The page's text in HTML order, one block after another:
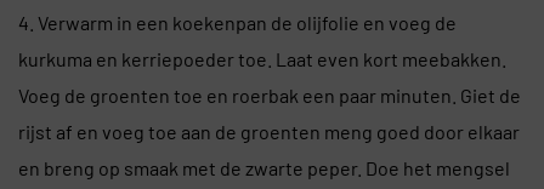
4. Verwarm in een koekenpan de olijfolie en voeg de
kurkuma en kerriepoeder toe. Laat even kort meebakken.
Voeg de groenten toe en roerbak een paar minuten. Giet de
rijst af en voeg toe aan de groenten meng goed door elkaar
en breng op smaak met de zwarte peper. Doe het mengsel